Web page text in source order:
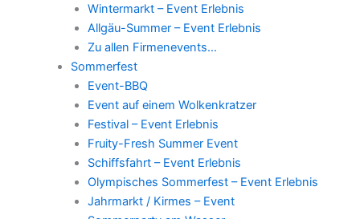
Wintermarkt – Event Erlebnis
Allgäu-Summer – Event Erlebnis
Zu allen Firmenevents…
Sommerfest
Event-BBQ
Event auf einem Wolkenkratzer
Festival – Event Erlebnis
Fruity-Fresh Summer Event
Schiffsfahrt – Event Erlebnis
Olympisches Sommerfest – Event Erlebnis
Jahrmarkt / Kirmes – Event